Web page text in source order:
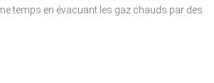
temps en évacuant les gaz chauds par des